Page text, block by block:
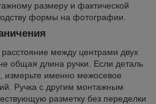
размеру и фактической
формы на фотографии.
между центрами двух
общая длина ручки. Если деталь
измерьте именно межосевое
Ручка с другим монтажным
разметку без переделки